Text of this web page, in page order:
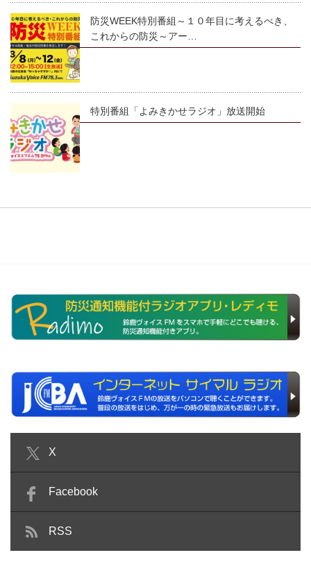
防災WEEK特別番組～１０年目に考えるべき、
これからの防災～アー…
特別番組「よみきかせラジオ」放送開始
X
Facebook
RSS